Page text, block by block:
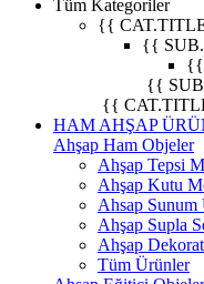
Tüm Kategoriler
{{
{{
{{
{{
{{
HAM AHŞAP
Ahşap Ham Objeler
Ahşap Tepsi
Ahşap Kutu
Ahsap Sunum
Ahşap Supla
Ahşap
Tüm Ürünler